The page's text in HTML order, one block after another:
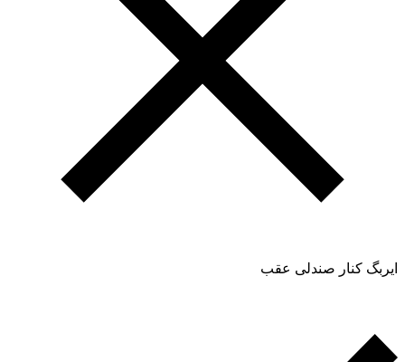
ایربگ کنار صندلی عقب